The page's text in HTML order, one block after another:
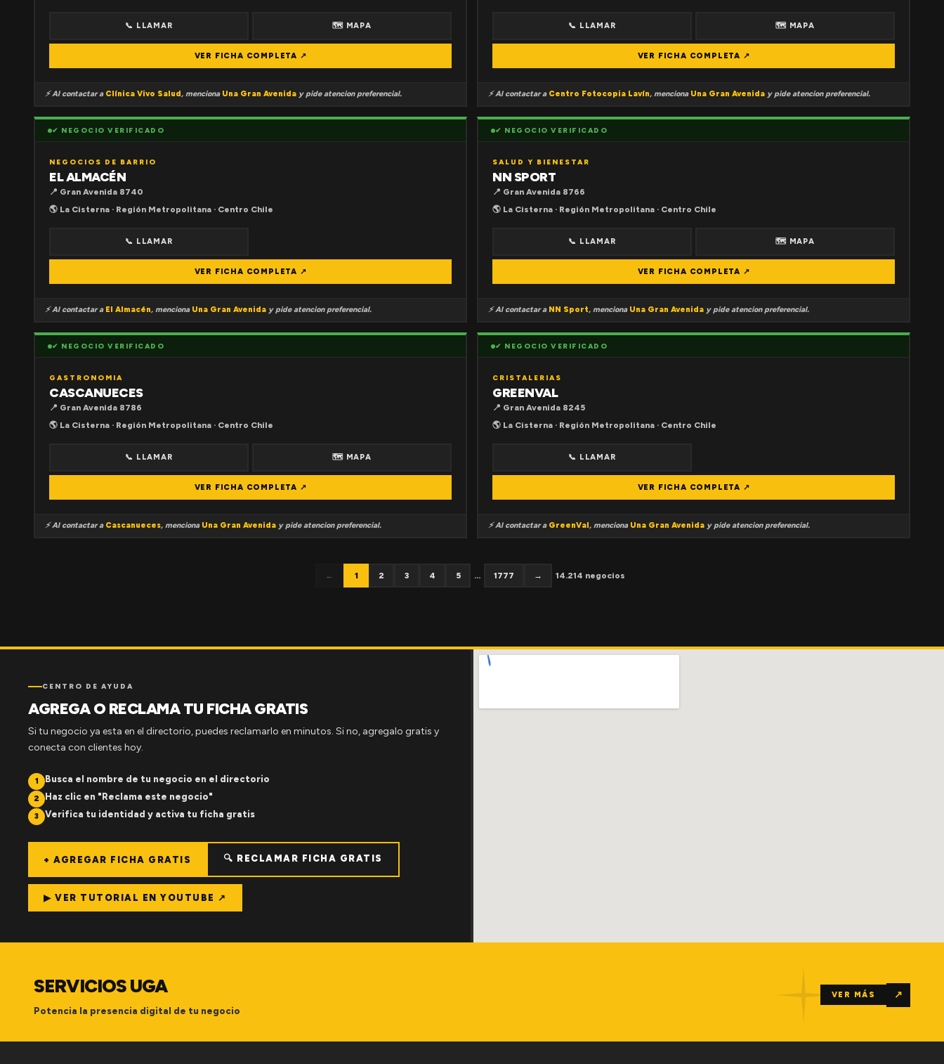
📞 LLAMAR 🗺 MAPA
VER FICHA COMPLETA ↗
⚡ Al contactar a Clínica Vivo Salud, menciona Una Gran Avenida y pide atencion preferencial.
📞 LLAMAR 🗺 MAPA
VER FICHA COMPLETA ↗
⚡ Al contactar a Centro Fotocopia Lavín, menciona Una Gran Avenida y pide atencion preferencial.
✔ NEGOCIO VERIFICADO
NEGOCIOS DE BARRIO
EL ALMACÉN
📍 Gran Avenida 8740
🌎 La Cisterna · Región Metropolitana · Centro Chile
📞 LLAMAR
VER FICHA COMPLETA ↗
⚡ Al contactar a El Almacén, menciona Una Gran Avenida y pide atencion preferencial.
✔ NEGOCIO VERIFICADO
SALUD Y BIENESTAR
NN SPORT
📍 Gran Avenida 8766
🌎 La Cisterna · Región Metropolitana · Centro Chile
📞 LLAMAR 🗺 MAPA
VER FICHA COMPLETA ↗
⚡ Al contactar a NN Sport, menciona Una Gran Avenida y pide atencion preferencial.
✔ NEGOCIO VERIFICADO
GASTRONOMIA
CASCANUECES
📍 Gran Avenida 8786
🌎 La Cisterna · Región Metropolitana · Centro Chile
📞 LLAMAR 🗺 MAPA
VER FICHA COMPLETA ↗
⚡ Al contactar a Cascanueces, menciona Una Gran Avenida y pide atencion preferencial.
✔ NEGOCIO VERIFICADO
CRISTALERIAS
GREENVAL
📍 Gran Avenida 8245
🌎 La Cisterna · Región Metropolitana · Centro Chile
📞 LLAMAR
VER FICHA COMPLETA ↗
⚡ Al contactar a GreenVal, menciona Una Gran Avenida y pide atencion preferencial.
← 1 2 3 4 5 ... 1777 → 14.214 negocios
CENTRO DE AYUDA
AGREGA O RECLAMA TU FICHA GRATIS
Si tu negocio ya esta en el directorio, puedes reclamarlo en minutos. Si no, agregalo gratis y
conecta con clientes hoy.
1 Busca el nombre de tu negocio en el directorio
2 Haz clic en "Reclama este negocio"
3 Verifica tu identidad y activa tu ficha gratis
+ AGREGAR FICHA GRATIS 🔍 RECLAMAR FICHA GRATIS
▶ VER TUTORIAL EN YOUTUBE ↗
SERVICIOS UGA
Potencia la presencia digital de tu negocio
VER MÁS ↗